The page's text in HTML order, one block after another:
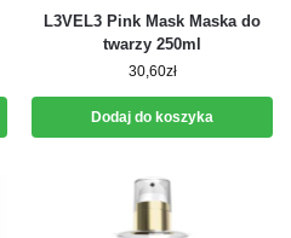
L3VEL3 Pink Mask Maska do
twarzy 250ml
30,60zł
Dodaj do koszyka